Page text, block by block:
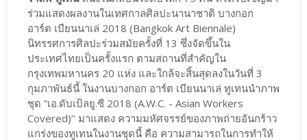
ร่วมแสดงผลงานในเทศกาลศิลปะนานาชาติ บางกอก
อาร์ต เบียนนาเล่ 2018 (Bangkok Art Biennale)
นิทรรศการศิลปะร่วมสมัยครั้งที่ 13 ซึ่งจัดขึ้นใน
ประเทศไทยเป็นครั้งแรก ตามสถานที่สำคัญใน
กรุงเทพมหานคร 20 แห่ง และใกล้จะสิ้นสุดลงในวันที่ 3
กุมภาพันธ์นี้ ในงานบางกอก อาร์ต เบียนนาเล่ ทูเทนนำภาพ
ชุด “เอ.ดับเบิลยู.ซี 2018 (A.W.C. - Asian Workers
Covered)’’ มาแสดง ความมหัศจรรย์ของภาพถ่ายอันกร้าว
แกร่งของทูเทนในงานชุดนี้ คือ ความสามารถในการทำให้